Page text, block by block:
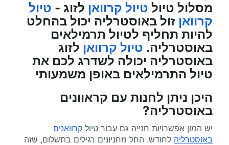
מסלול טיול טיול קרוואן לזוג - טיול
קרוואן זול באוסטרליה יכול בהחלט
להיות תחליף לטיול תרמילאים
באוסטרליה. טיול קרוואן לזוג
באוסטרליה יכולה לשדרג לכם את
טיול התרמילאים באופן משמעותי
היכן ניתן לחנות עם קראוונים
באוסטרליה?
יש המון אפשרויות חנייה גם עבור טיול קרוואנים
באוסטרליה לחודש. החל מחניונים רגילים בתשלום, שזה